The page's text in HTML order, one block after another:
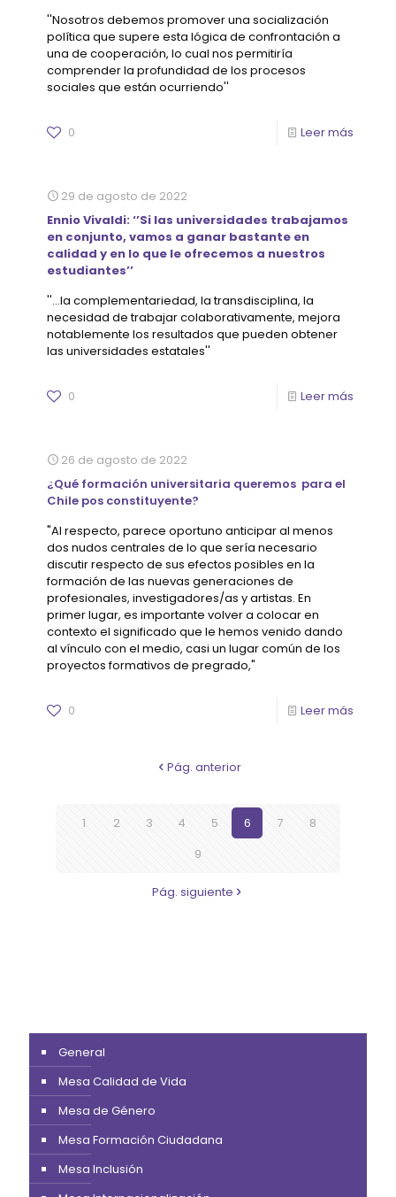
''Nosotros debemos promover una socialización
política que supere esta lógica de confrontación a
una de cooperación, lo cual nos permitiría
comprender la profundidad de los procesos
sociales que están ocurriendo''
0 Leer más
29 de agosto de 2022
Ennio Vivaldi: ‘’Si las universidades trabajamos
en conjunto, vamos a ganar bastante en
calidad y en lo que le ofrecemos a nuestros
estudiantes’’
''...la complementariedad, la transdisciplina, la
necesidad de trabajar colaborativamente, mejora
notablemente los resultados que pueden obtener
las universidades estatales''
0 Leer más
26 de agosto de 2022
¿Qué formación universitaria queremos para el
Chile pos constituyente?
"Al respecto, parece oportuno anticipar al menos
dos nudos centrales de lo que sería necesario
discutir respecto de sus efectos posibles en la
formación de las nuevas generaciones de
profesionales, investigadores/as y artistas. En
primer lugar, es importante volver a colocar en
contexto el significado que le hemos venido dando
al vínculo con el medio, casi un lugar común de los
proyectos formativos de pregrado,"
0 Leer más
Pág. anterior
1 2 3 4 5 6 7
8
9
Pág. siguiente
General
Mesa Calidad de Vida
Mesa de Género
Mesa Formación Ciudadana
Mesa Inclusión